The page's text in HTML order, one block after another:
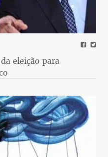
eleição para